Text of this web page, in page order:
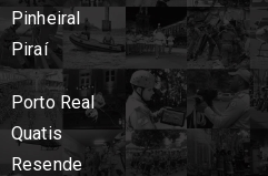
Pinheiral
Piraí
Porto Real
Quatis
Resende